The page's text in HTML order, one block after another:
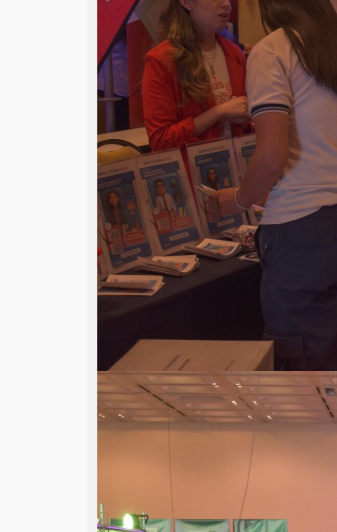
El recorrido por los stands
permitió a los…
Fotos ExpoFuturo 2015 Día
La “ExpoFuturo 2025” fue un éxito
en el Centro de Convenciones de
Salta
Del 23 al 26 de
espacio de encuentro donde los…